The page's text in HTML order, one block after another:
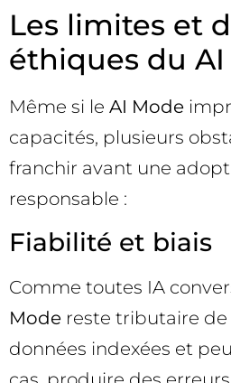
Les limites et
éthiques du
Même si le AI Mode
capacités, plusieurs
franchir avant une
responsable :
Fiabilité et biais
Comme toutes IA
Mode reste tributaire
données indexées et